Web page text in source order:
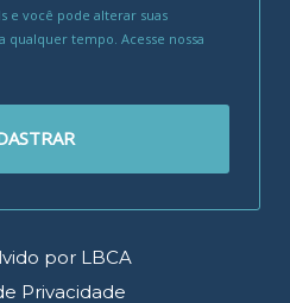
e você pode alterar suas
qualquer tempo. Acesse nossa
por LBCA
Privacidade